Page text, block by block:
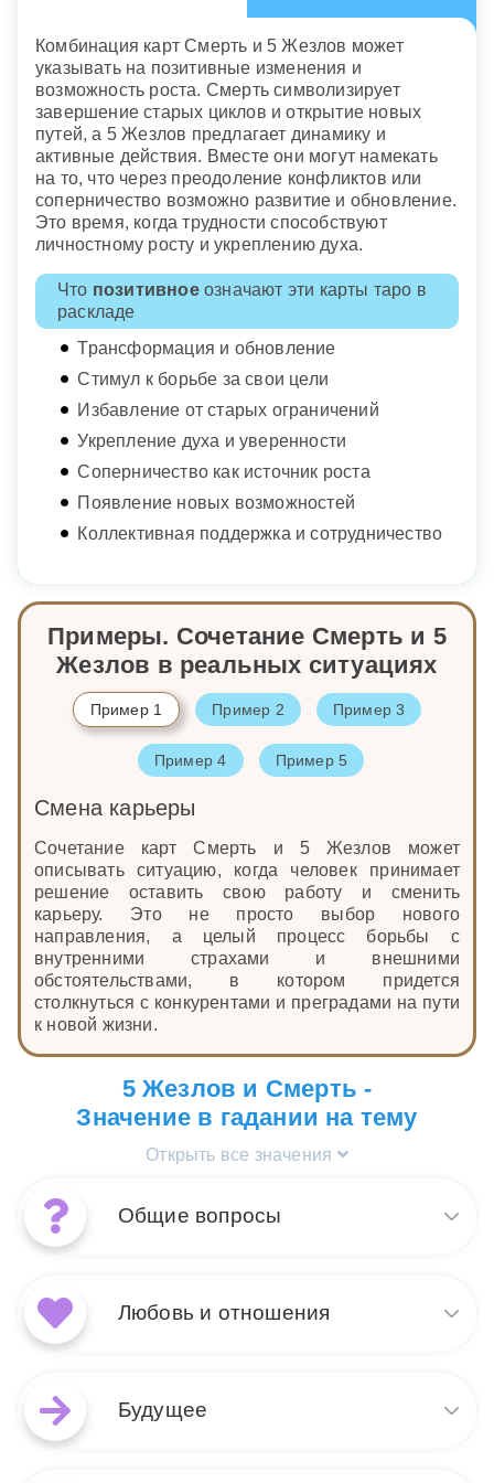
Комбинация карт Смерть и 5 Жезлов может
указывать на позитивные изменения и
возможность роста. Смерть символизирует
завершение старых циклов и открытие новых
путей, а 5 Жезлов предлагает динамику и
активные действия. Вместе они могут намекать
на то, что через преодоление конфликтов или
соперничество возможно развитие и обновление.
Это время, когда трудности способствуют
личностному росту и укреплению духа.
Что позитивноеозначают эти карты таро в
раскладе
Трансформация и обновление
Стимул к борьбе за свои цели
Избавление от старых ограничений
Укрепление духа и уверенности
Соперничество как источник роста
Появление новых возможностей
Коллективная поддержка и сотрудничество
Примеры. Сочетание Смерть и 5
Жезлов в реальных ситуациях
Пример 1 Пример 2 Пример 3
Пример 4 Пример 5
Смена карьеры
Сочетание карт Смерть и 5 Жезлов может
описывать ситуацию, когда человек принимает
решение оставить свою работу и сменить
карьеру. Это не просто выбор нового
направления, а целый процесс борьбы с
внутренними страхами и внешними
обстоятельствами, в котором придется
столкнуться с конкурентами и преградами на пути
к новой жизни.
5 Жезлов и Смерть -
Значение в гадании на тему
Открыть все значения
Общие вопросы
Жезлов в общих вопросах
конфликты. Смерть
Любовь и отношения
Будущее